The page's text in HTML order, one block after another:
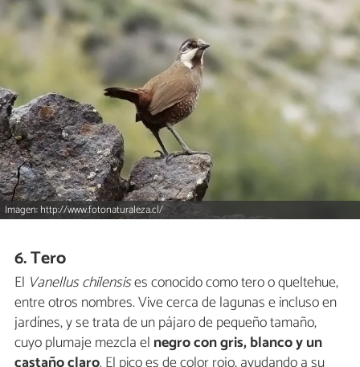
Imagen: http://www.fotonaturaleza.cl/
6. Tero
El Vanellus chilensises conocido como tero o queltehue,
entre otros nombres. Vive cerca de lagunas e incluso en
jardínes, y se trata de un pájaro de pequeño tamaño,
cuyo plumaje mezcla el negro con gris, blanco y un